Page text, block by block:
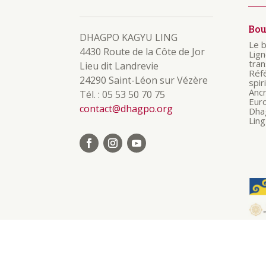
DHAGPO KAGYU LING
4430 Route de la Côte de Jor
Lieu dit Landrevie
24290 Saint-Léon sur Vézère
Tél. : 05 53 50 70 75
contact@dhagpo.org
Le
Ling